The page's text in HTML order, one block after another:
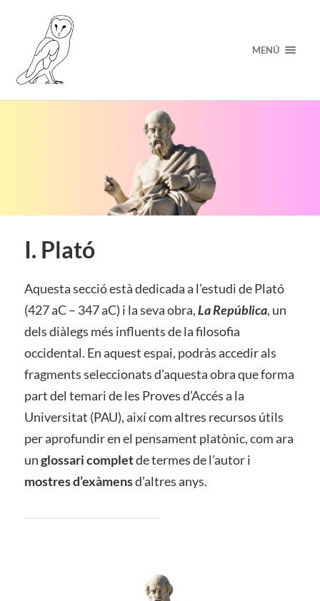
MENÚ
I. Plató
Aquesta secció està dedicada a l’estudi de Plató
(427 aC – 347 aC) i la seva obra,La República, un
dels diàlegs més influents de la filosofia
occidental. En aquest espai, podràs accedir als
fragments seleccionats d’aquesta obra que forma
part del temari de les Proves d’Accés a la
Universitat (PAU), així com altres recursos útils
per aprofundir en el pensament platònic, com ara
unglossari completde termes de l’autor i
mostres d’exàmensd’altres anys.